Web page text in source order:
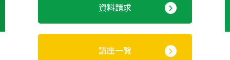
資料請求
講座一覧